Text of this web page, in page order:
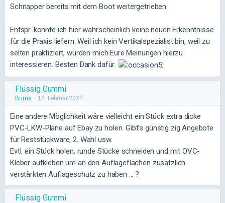
Schnapper bereits mit dem Boot weitergetrieben.
Entspr. konnte ich hier wahrscheinlich keine neuen Erkenntnisse
für die Praxis liefern. Weil ich kein Vertikalspezialist bin, weil zu
selten praktiziert, würden mich Eure Meinungen hierzu
interessieren. Besten Dank dafür.
Flüssig Gummi
Bums 12. Februar 2022
Eine andere Möglichkeit wäre vielleicht ein Stück extra dicke
PVC-LKW-Plane auf Ebay zu holen. Gibt's günstig zig Angebote
für Reststückware, 2. Wahl usw.
Evtl. ein Stück holen, runde Stücke schneiden und mit OVC-
Kleber aufkleben um an den Auflageflächen zusätzlich
verstärkten Auflageschutz zu haben ... ?
Flüssig Gummi